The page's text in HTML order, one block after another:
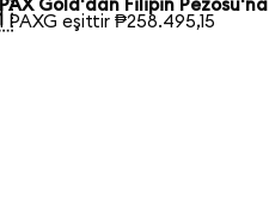
Gold'dan Filipin Pezosu'na
1 PAXG eşittir ₱258.495,15